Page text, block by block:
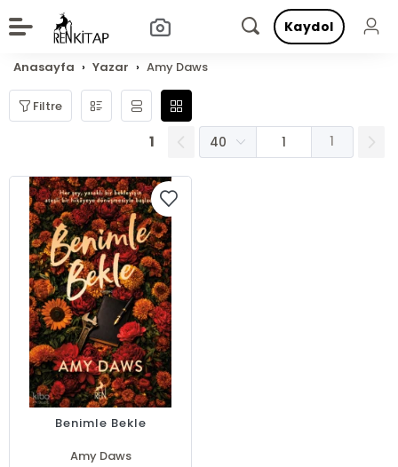
Kaydol
Anasayfa Yazar Amy Daws
Filtre
1 1
Benimle Bekle
Amy Daws